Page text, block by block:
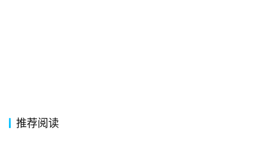
诗
词
推荐阅读